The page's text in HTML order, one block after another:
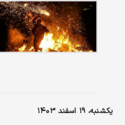
یکشنبه، ۱۹ اسفند ۱۴۰۳